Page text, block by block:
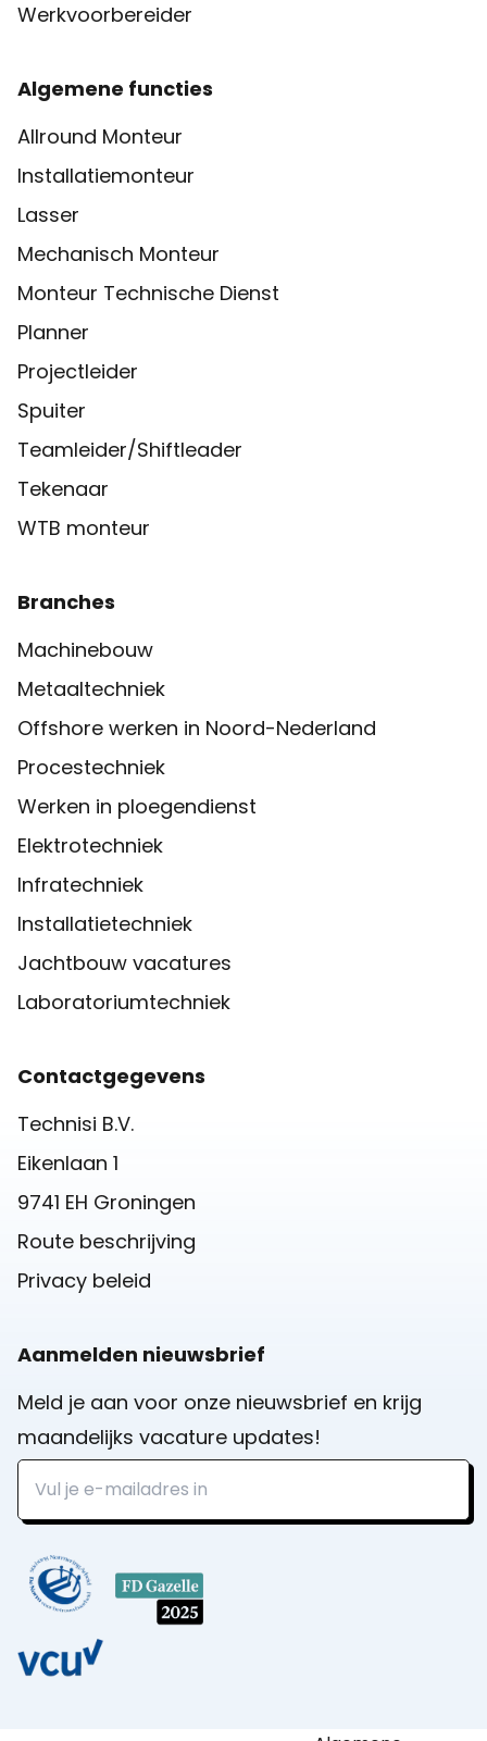
Werkvoorbereider
Algemene functies
Allround Monteur
Installatiemonteur
Lasser
Mechanisch Monteur
Monteur Technische Dienst
Planner
Projectleider
Spuiter
Teamleider/Shiftleader
Tekenaar
WTB monteur
Branches
Machinebouw
Metaaltechniek
Offshore werken in Noord-Nederland
Procestechniek
Werken in ploegendienst
Elektrotechniek
Infratechniek
Installatietechniek
Jachtbouw vacatures
Laboratoriumtechniek
Contactgegevens
Technisi B.V.
Eikenlaan 1
9741 EH Groningen
Route beschrijving
Privacy beleid
Aanmelden nieuwsbrief
Meld je aan voor onze nieuwsbrief en krijg
maandelijks vacature updates!